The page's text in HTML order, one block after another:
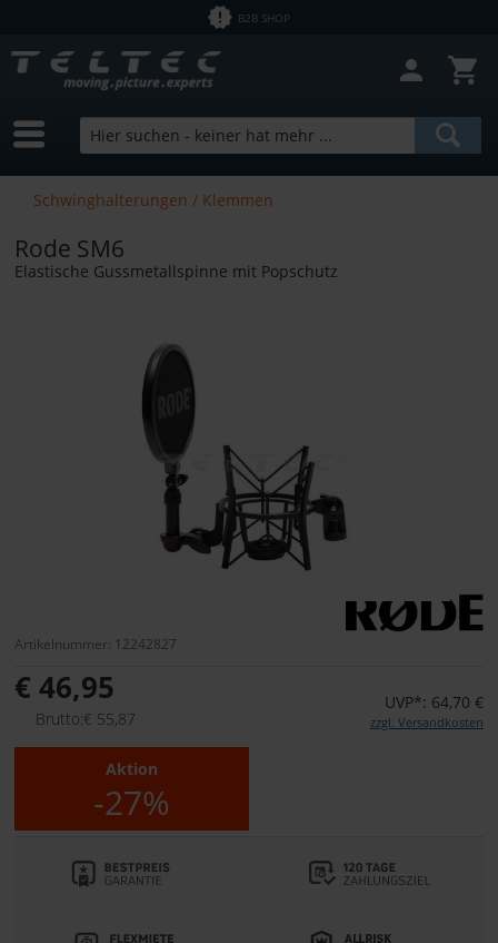
B2B SHOP
Schwinghalterungen / Klemmen
Rode SM6
Elastische Gussmetallspinne mit Popschutz
Artikelnummer: 12242827
€ 46,95
Brutto:€ 55,87
UVP*: 64,70 €
zzgl. Versandkosten
Aktion
-27%